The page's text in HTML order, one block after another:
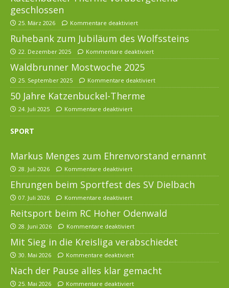
geschlossen
25. März 2026 Kommentare deaktiviert
Ruhebank zum Jubiläum des Wolfssteins
22. Dezember 2025 Kommentare deaktiviert
Waldbrunner Mostwoche 2025
25. September 2025 Kommentare deaktiviert
50 Jahre Katzenbuckel-Therme
24. Juli 2025 Kommentare deaktiviert
SPORT
Markus Menges zum Ehrenvorstand ernannt
28. Juli 2026 Kommentare deaktiviert
Ehrungen beim Sportfest des SV Dielbach
07. Juli 2026 Kommentare deaktiviert
Reitsport beim RC Hoher Odenwald
28. Juni 2026 Kommentare deaktiviert
Mit Sieg in die Kreisliga verabschiedet
30. Mai 2026 Kommentare deaktiviert
Nach der Pause alles klar gemacht
25. Mai 2026 Kommentare deaktiviert